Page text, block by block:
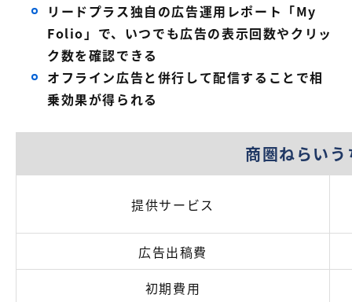
リードプラス独自の広告運用レポート「My
Folio」で、いつでも広告の表示回数やクリッ
ク数を確認できる
オフライン広告と併行して配信することで相
乗効果が得られる
商圏ねらい
提供サービス
広告出稿費​
初期費用